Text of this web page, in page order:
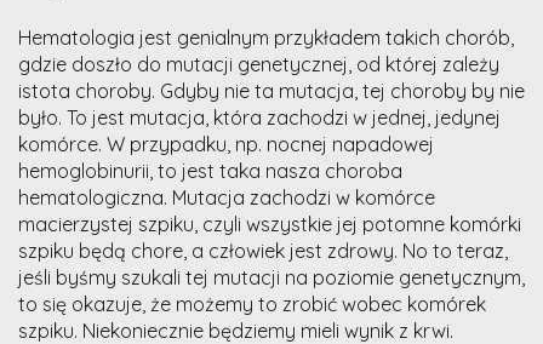
Hematologia jest genialnym przykładem takich chorób,
gdzie doszło do mutacji genetycznej, od której zależy
istota choroby. Gdyby nie ta mutacja, tej choroby by nie
było. To jest mutacja, która zachodzi w jednej, jedynej
komórce. W przypadku, np. nocnej napadowej
hemoglobinurii, to jest taka nasza choroba
hematologiczna. Mutacja zachodzi w komórce
macierzystej szpiku, czyli wszystkie jej potomne komórki
szpiku będą chore, a człowiek jest zdrowy. No to teraz,
jeśli byśmy szukali tej mutacji na poziomie genetycznym,
to się okazuje, że możemy to zrobić wobec komórek
szpiku. Niekoniecznie będziemy mieli wynik z krwi.